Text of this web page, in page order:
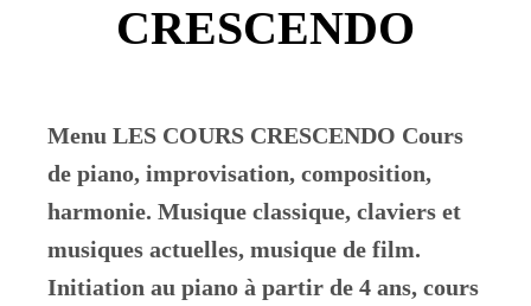
CRESCENDO
Menu LES COURS CRESCENDO Cours
de piano, improvisation, composition,
harmonie. Musique classique, claviers et
musiques actuelles, musique de film.
Initiation au piano à partir de 4 ans, cours